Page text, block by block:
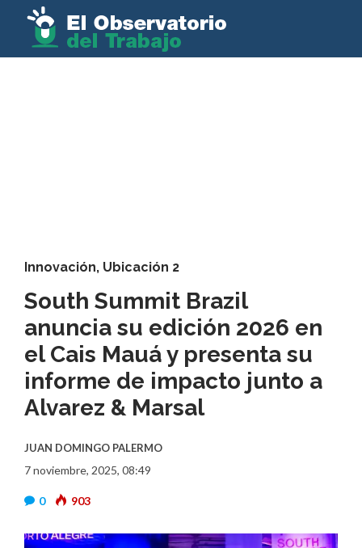
Innovación, Ubicación 2
South Summit Brazil
anuncia su edición 2026 en
el Cais Mauá y presenta su
informe de impacto junto a
Alvarez & Marsal
JUAN DOMINGO PALERMO
7 noviembre, 2025, 08:49
0 903